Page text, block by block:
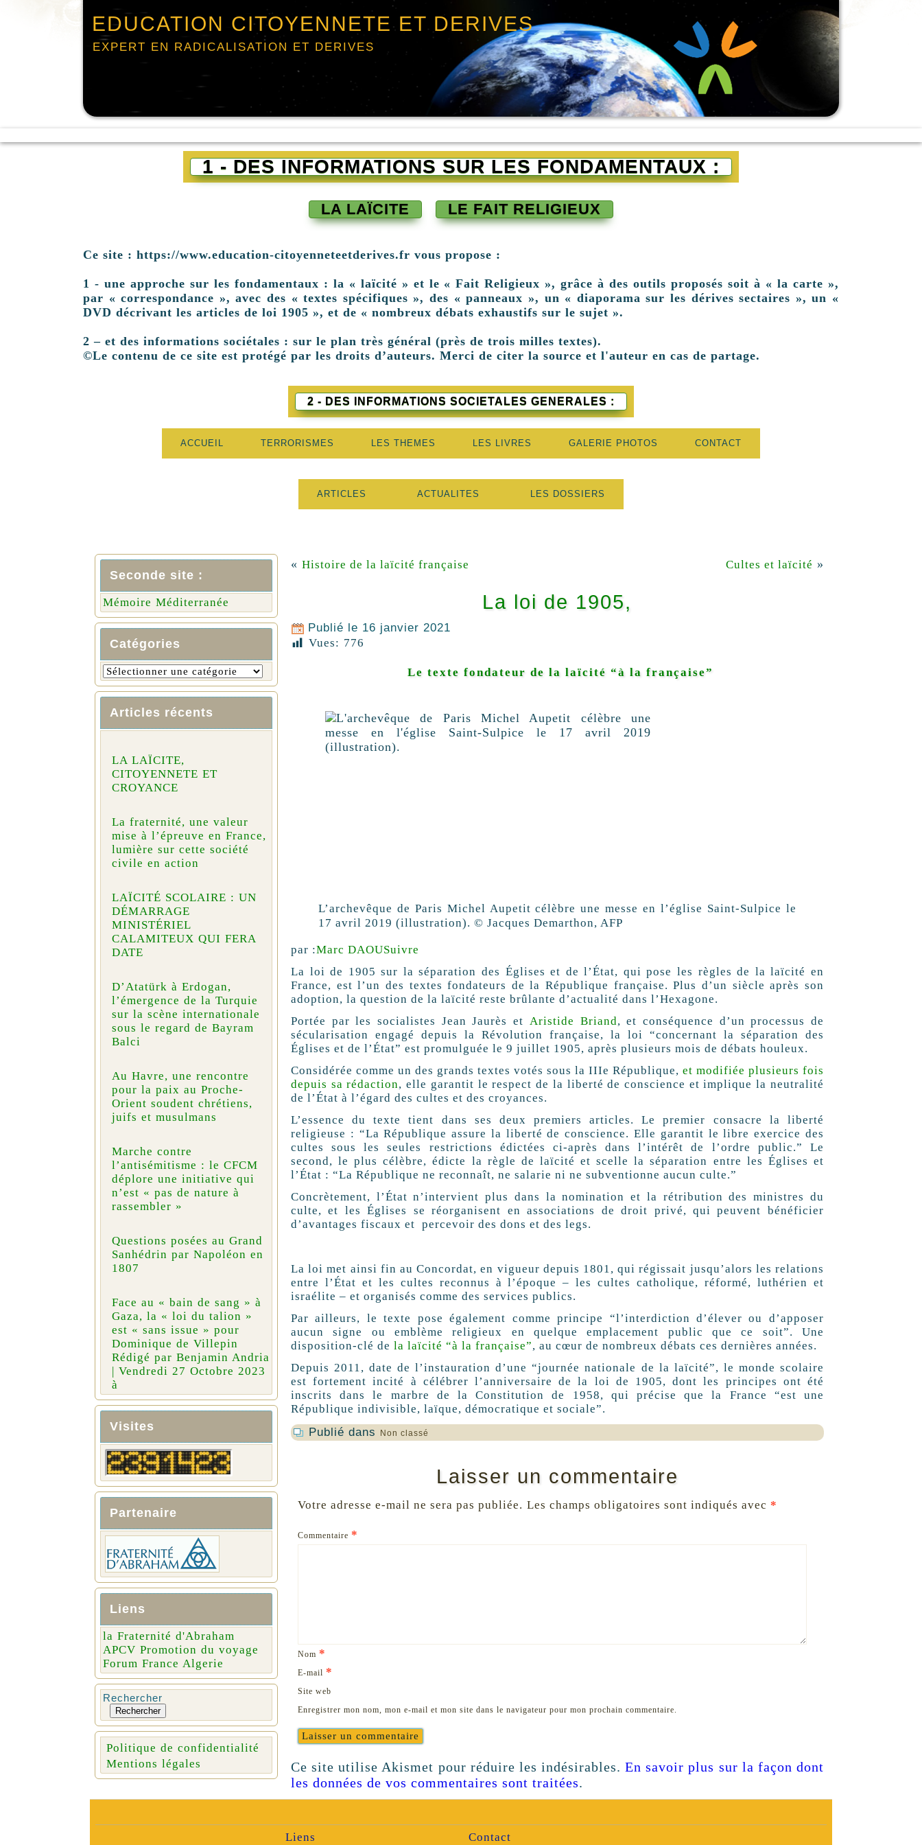
EDUCATION CITOYENNETE ET DERIVES
EXPERT EN RADICALISATION ET DERIVES
1 - DES INFORMATIONS SUR LES FONDAMENTAUX :
LA LAÏCITE LE FAIT RELIGIEUX
Ce site : https://www.education-citoyenneteetderives.fr vous propose :
1 - une approche sur les fondamentaux : la « laïcité » et le « Fait Religieux », grâce à des outils proposés soit à « la carte »,
par « correspondance », avec des « textes spécifiques », des « panneaux », un « diaporama sur les dérives sectaires », un «
DVD décrivant les articles de loi 1905 », et de « nombreux débats exhaustifs sur le sujet ».
2 – et des informations sociétales : sur le plan très général (près de trois milles textes).
©Le contenu de ce site est protégé par les droits d’auteurs. Merci de citer la source et l'auteur en cas de partage.
2 - DES INFORMATIONS SOCIETALES GENERALES :
ACCUEIL TERRORISMES LES THEMES LES LIVRES GALERIE PHOTOS CONTACT
ARTICLES ACTUALITES LES DOSSIERS
Seconde site :
Mémoire Méditerranée
Catégories
Articles récents
LA LAÏCITE,
CITOYENNETE ET
CROYANCE
La fraternité, une valeur
mise à l’épreuve en France,
lumière sur cette société
civile en action
LAÏCITÉ SCOLAIRE : UN
DÉMARRAGE
MINISTÉRIEL
CALAMITEUX QUI FERA
DATE
D’Atatürk à Erdogan,
l’émergence de la Turquie
sur la scène internationale
sous le regard de Bayram
Balci
Au Havre, une rencontre
pour la paix au Proche-
Orient soudent chrétiens,
juifs et musulmans
Marche contre
l’antisémitisme : le CFCM
déplore une initiative qui
n’est « pas de nature à
rassembler »
Questions posées au Grand
Sanhédrin par Napoléon en
1807
Face au « bain de sang » à
Gaza, la « loi du talion »
est « sans issue » pour
Dominique de Villepin
Rédigé par Benjamin Andria
| Vendredi 27 Octobre 2023
à
Visites
Partenaire
Liens
la Fraternité d'Abraham
APCV Promotion du voyage
Forum France Algerie
Rechercher
Rechercher
Politique de confidentialité
Mentions légales
« Histoire de la laïcité française Cultes et laïcité »
La loi de 1905,
Publié le 16 janvier 2021
Vues: 776
Le texte fondateur de la laïcité “à la française”
L’archevêque de Paris Michel Aupetit célèbre une messe en l’église Saint-Sulpice le
17 avril 2019 (illustration). © Jacques Demarthon, AFP
par :Marc DAOUSuivre
La loi de 1905 sur la séparation des Églises et de l’État, qui pose les règles de la laïcité en
France, est l’un des textes fondateurs de la République française. Plus d’un siècle après son
adoption, la question de la laïcité reste brûlante d’actualité dans l’Hexagone.
Portée par les socialistes Jean Jaurès et Aristide Briand, et conséquence d’un processus de
sécularisation engagé depuis la Révolution française, la loi “concernant la séparation des
Églises et de l’État” est promulguée le 9 juillet 1905, après plusieurs mois de débats houleux.
Considérée comme un des grands textes votés sous la IIIe République, et modifiée plusieurs fois
depuis sa rédaction, elle garantit le respect de la liberté de conscience et implique la neutralité
de l’État à l’égard des cultes et des croyances.
L’essence du texte tient dans ses deux premiers articles. Le premier consacre la liberté
religieuse : “La République assure la liberté de conscience. Elle garantit le libre exercice des
cultes sous les seules restrictions édictées ci-après dans l’intérêt de l’ordre public.” Le
second, le plus célèbre, édicte la règle de laïcité et scelle la séparation entre les Églises et
l’État : “La République ne reconnaît, ne salarie ni ne subventionne aucun culte.”
Concrètement, l’État n’intervient plus dans la nomination et la rétribution des ministres du
culte, et les Églises se réorganisent en associations de droit privé, qui peuvent bénéficier
d’avantages fiscaux et percevoir des dons et des legs.
La loi met ainsi fin au Concordat, en vigueur depuis 1801, qui régissait jusqu’alors les relations
entre l’État et les cultes reconnus à l’époque – les cultes catholique, réformé, luthérien et
israélite – et organisés comme des services publics.
Par ailleurs, le texte pose également comme principe “l’interdiction d’élever ou d’apposer
aucun signe ou emblème religieux en quelque emplacement public que ce soit”. Une
disposition-clé de la laïcité “à la française”, au cœur de nombreux débats ces dernières années.
Depuis 2011, date de l’instauration d’une “journée nationale de la laïcité”, le monde scolaire
est fortement incité à célébrer l’anniversaire de la loi de 1905, dont les principes ont été
inscrits dans le marbre de la Constitution de 1958, qui précise que la France “est une
République indivisible, laïque, démocratique et sociale”.
Publié dans
Non classé
Laisser un commentaire
Votre adresse e-mail ne sera pas publiée. Les champs obligatoires sont indiqués avec *
Commentaire *
Nom *
E-mail *
Site web
Enregistrer mon nom, mon e-mail et mon site dans le navigateur pour mon prochain commentaire.
Ce site utilise Akismet pour réduire les indésirables.En savoir plus sur la façon dont
les données de vos commentaires sont traitées.
Liens Contact